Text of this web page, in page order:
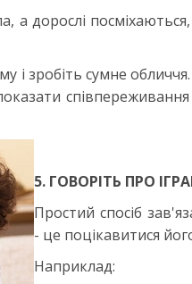
а дорослі
зробіть сумне обличчя.
співпереживання
5. ГОВОРІТЬ ПРО
Простий спосіб
- це поцікавитися
Наприклад: